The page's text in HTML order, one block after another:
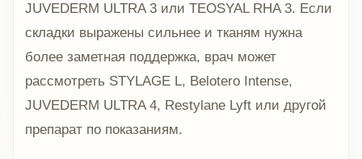
JUVEDERM ULTRA 3 или TEOSYAL RHA 3. Если
складки выражены сильнее и тканям нужна
более заметная поддержка, врач может
рассмотреть STYLAGE L, Belotero Intense,
JUVEDERM ULTRA 4, Restylane Lyft или другой
препарат по показаниям.